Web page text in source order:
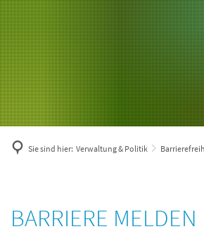
Sie sind hier: Verwaltung & Politik
Barriere
BARRIERE MELDEN